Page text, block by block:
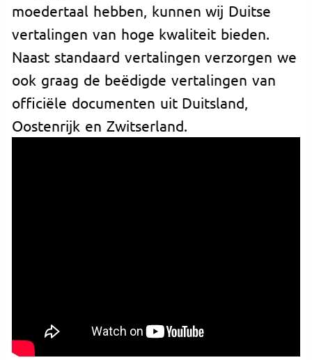
moedertaal hebben, kunnen wij Duitse
vertalingen van hoge kwaliteit bieden.
Naast standaard vertalingen verzorgen we
ook graag de beëdigde vertalingen van
officiële documenten uit Duitsland,
Oostenrijk en Zwitserland.